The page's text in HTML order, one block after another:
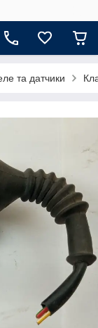
та датчики